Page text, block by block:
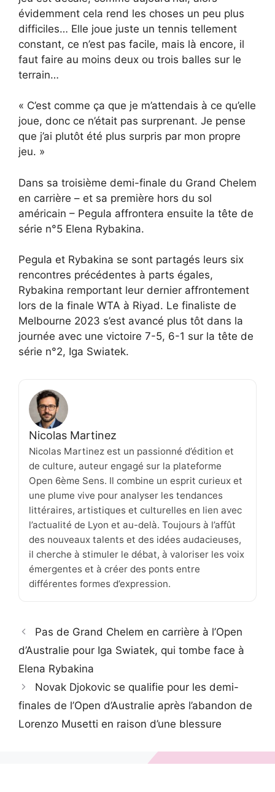
évidemment cela rend les choses un peu plus
difficiles… Elle joue juste un tennis tellement
constant, ce n’est pas facile, mais là encore, il
faut faire au moins deux ou trois balles sur le
terrain…
« C’est comme ça que je m’attendais à ce qu’elle
joue, donc ce n’était pas surprenant. Je pense
que j’ai plutôt été plus surpris par mon propre
jeu. »
Dans sa troisième demi-finale du Grand Chelem
en carrière – et sa première hors du sol
américain – Pegula affrontera ensuite la tête de
série n°5 Elena Rybakina.
Pegula et Rybakina se sont partagés leurs six
rencontres précédentes à parts égales,
Rybakina remportant leur dernier affrontement
lors de la finale WTA à Riyad. Le finaliste de
Melbourne 2023 s’est avancé plus tôt dans la
journée avec une victoire 7-5, 6-1 sur la tête de
série n°2, Iga Swiatek.
Nicolas Martinez
Nicolas Martinez est un passionné d’édition et
de culture, auteur engagé sur la plateforme
Open 6ème Sens. Il combine un esprit curieux et
une plume vive pour analyser les tendances
littéraires, artistiques et culturelles en lien avec
l’actualité de Lyon et au-delà. Toujours à l’affût
des nouveaux talents et des idées audacieuses,
il cherche à stimuler le débat, à valoriser les voix
émergentes et à créer des ponts entre
différentes formes d’expression.
Pas de Grand Chelem en carrière à l’Open
d’Australie pour Iga Swiatek, qui tombe face à
Elena Rybakina
Novak Djokovic se qualifie pour les demi-
finales de l’Open d’Australie après l’abandon de
Lorenzo Musetti en raison d’une blessure